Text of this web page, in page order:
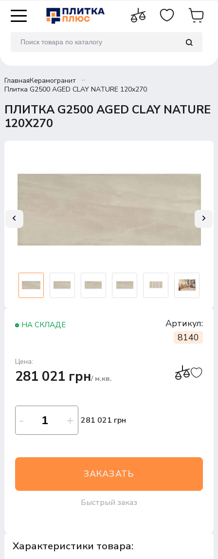
ГлавнаяКерамогранит
Плитка G2500 AGED CLAY NATURE 120x270
ПЛИТКА G2500 AGED CLAY NATURE
120X270
НА СКЛАДЕ
Артикул:
8140
Цена:
281 021 грн/ м.кв.
281 021 грн
ЗАКАЗАТЬ
Быстрый заказ
Характеристики товара: